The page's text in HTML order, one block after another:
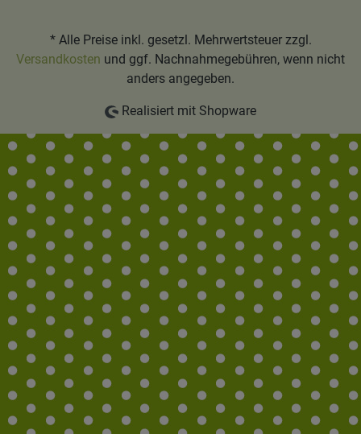
* Alle Preise inkl. gesetzl. Mehrwertsteuer zzgl.
Versandkosten und ggf. Nachnahmegebühren, wenn nicht
anders angegeben.
Realisiert mit Shopware